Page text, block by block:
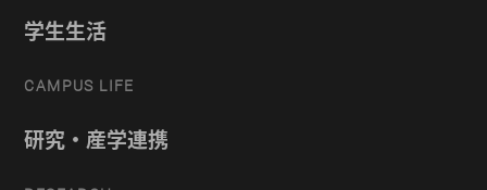
学生生活
CAMPUS LIFE
研究・産学連携